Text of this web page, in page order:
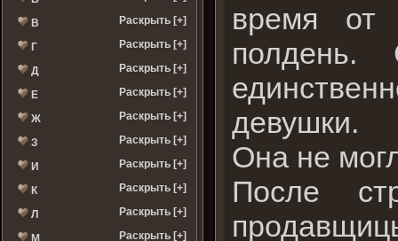
В Раскрыть [+]
Г Раскрыть [+]
Д Раскрыть [+]
Е Раскрыть [+]
Ж Раскрыть [+]
З Раскрыть [+]
И Раскрыть [+]
К Раскрыть [+]
Л Раскрыть [+]
М Раскрыть [+]
время от
девушки.
Она не
После